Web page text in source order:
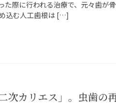
た際に行われる治療で、元々歯が
込む人工歯根は […]
次カリエス」。虫歯の